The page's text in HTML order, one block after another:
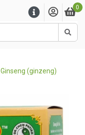
0
Ginseng (ginzeng)